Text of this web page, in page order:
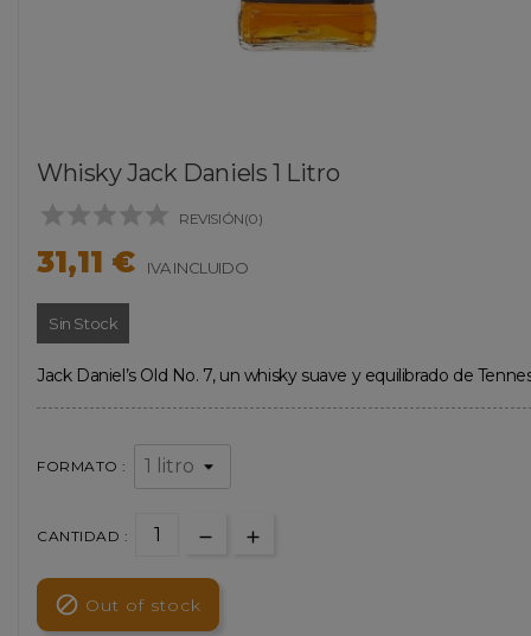
Whisky Jack Daniels 1 Litro
     REVISIÓN(0)
31,11 € IVA INCLUIDO
Sin Stock
Jack Daniel’s Old No. 7, un whisky suave y equilibrado de
FORMATO :
CANTIDAD :
 Out of stock